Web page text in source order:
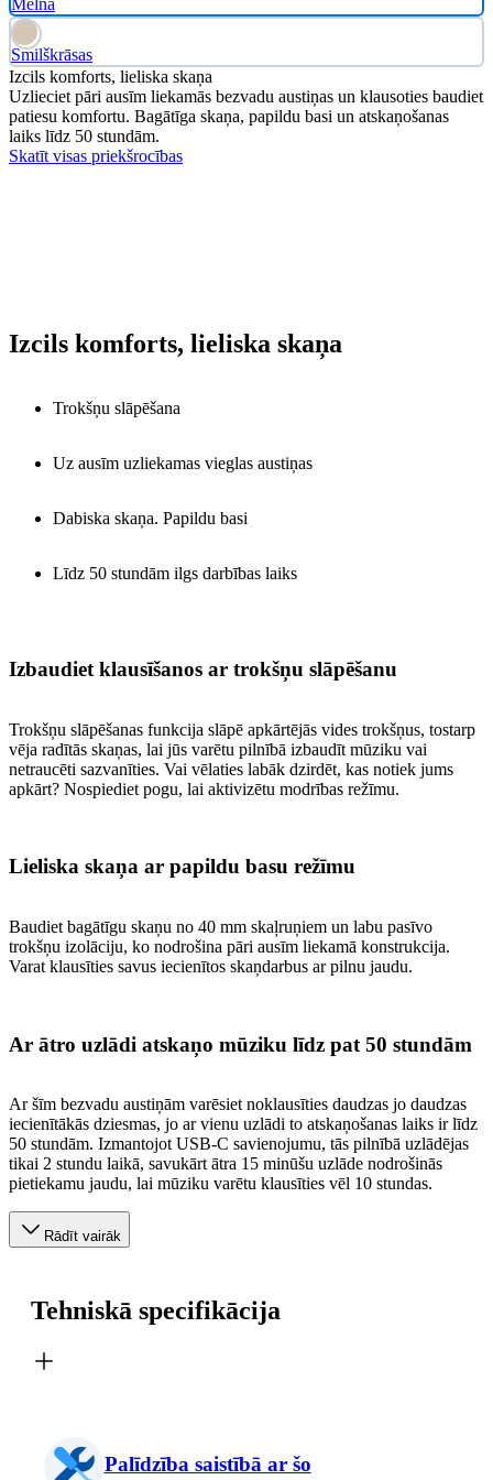
Melna
Smilškrāsas
Izcils komforts, lieliska skaņa
Uzlieciet pāri ausīm liekamās bezvadu austiņas un klausoties baudiet
patiesu komfortu. Bagātīga skaņa, papildu basi un atskaņošanas
laiks līdz 50 stundām.
Skatīt visas priekšrocības
Izcils komforts, lieliska skaņa
Trokšņu slāpēšana
Uz ausīm uzliekamas vieglas austiņas
Dabiska skaņa. Papildu basi
Līdz 50 stundām ilgs darbības laiks
Izbaudiet klausīšanos ar trokšņu slāpēšanu
Trokšņu slāpēšanas funkcija slāpē apkārtējās vides trokšņus, tostarp
vēja radītās skaņas, lai jūs varētu pilnībā izbaudīt mūziku vai
netraucēti sazvanīties. Vai vēlaties labāk dzirdēt, kas notiek jums
apkārt? Nospiediet pogu, lai aktivizētu modrības režīmu.
Lieliska skaņa ar papildu basu režīmu
Baudiet bagātīgu skaņu no 40 mm skaļruņiem un labu pasīvo
trokšņu izolāciju, ko nodrošina pāri ausīm liekamā konstrukcija.
Varat klausīties savus iecienītos skaņdarbus ar pilnu jaudu.
Ar ātro uzlādi atskaņo mūziku līdz pat 50 stundām
Ar šīm bezvadu austiņām varēsiet noklausīties daudzas jo daudzas
iecienītākās dziesmas, jo ar vienu uzlādi to atskaņošanas laiks ir līdz
50 stundām. Izmantojot USB-C savienojumu, tās pilnībā uzlādējas
tikai 2 stundu laikā, savukārt ātra 15 minūšu uzlāde nodrošinās
pietiekamu jaudu, lai mūziku varētu klausīties vēl 10 stundas.
Rādīt vairāk
Tehniskā specifikācija
Palīdzība saistībā ar šo